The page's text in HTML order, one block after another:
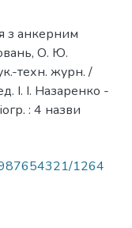
з анкерним
О. Ю.
техн. журн. /
І. І. Назаренко -
: 4 назви
987654321/1264